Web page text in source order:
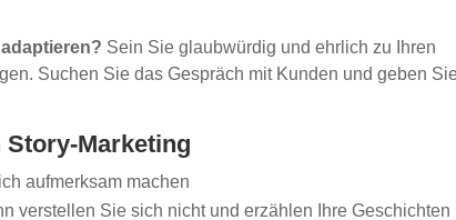
Sein Sie glaubwürdig und ehrlich zu Ihren
Suchen Sie das Gespräch mit Kunden und geben
Marketing
aufmerksam machen
verstellen Sie sich nicht und erzählen Ihre Geschichten